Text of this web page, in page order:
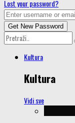
Lost your password?
Kultura
Kultura
Vidi sve